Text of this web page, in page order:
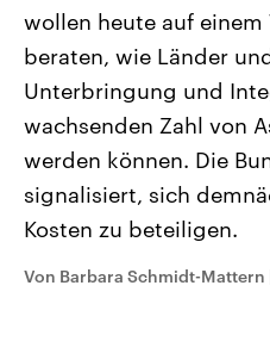
Landtagswahl Sachsen-Anhalt
2026
Alle Informationen
Sachsen-Anhalt wählt am 6.
September 2026 einen neuen
Landtag. Seit 2021 wird das
Bundesland von einer
Umfragen, Prognosen,
Wahlprogramme, aktuelle
und Hintergründe zu den
und Kandidaten der
Wahl.
Sendungen Programm
wollen heute auf einem
beraten, wie Länder
Unterbringung und
wachsenden Zahl von
werden können. Die
signalisiert, sich
Kosten zu beteiligen.
Von Barbara Schmidt-Mattern